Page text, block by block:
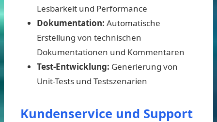
Lesbarkeit und Performance
Dokumentation: Automatische
Erstellung von technischen
Dokumentationen und Kommentaren
Test-Entwicklung: Generierung von
Unit-Tests und Testszenarien
Kundenservice und Support